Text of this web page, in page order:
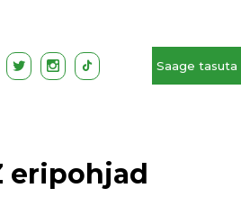
Saage tasuta
eripohjad